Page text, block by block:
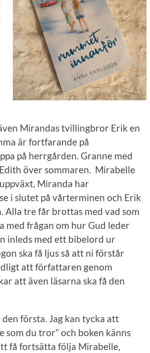
Mirandas tvillingbror Erik en
är fortfarande på
på herrgården. Granne med
över sommaren. Mirabelle
Miranda har
i slutet på vårterminen och Erik
Alla tre får brottas med vad som
med frågan om hur Gud leder
inleds med ett bibelord ur
ska få ljus så att ni förstår
att författaren genom
att även läsarna ska få den
första. Jag kan tycka att
som du tror” och boken känns
få fortsätta följa Mirabelle,